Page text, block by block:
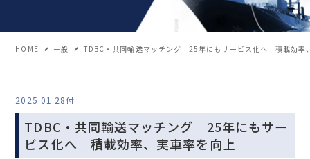
HOME 一般 TDBC・共同輸送マッチング 25年にもサービス化へ 積載効率
2025.01.28付
TDBC・共同輸送マッチング 25年にもサー
ビス化へ 積載効率、実車率を向上